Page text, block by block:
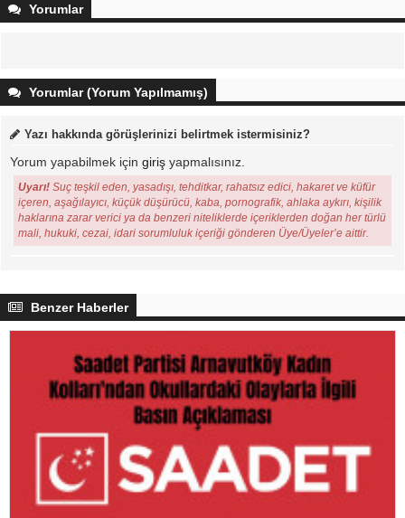
Yorumlar
Yorumlar (Yorum Yapılmamış)
Yazı hakkında görüşlerinizi belirtmek istermisiniz?
Yorum yapabilmek için giriş yapmalısınız.
Uyarı! Suç teşkil eden, yasadışı, tehditkar, rahatsız edici, hakaret ve küfür
içeren, aşağılayıcı, küçük düşürücü, kaba, pornografik, ahlaka aykırı, kişilik
haklarına zarar verici ya da benzeri niteliklerde içeriklerden doğan her türlü
mali, hukuki, cezai, idari sorumluluk içeriği gönderen Üye/Üyeler’e aittir.
Benzer Haberler